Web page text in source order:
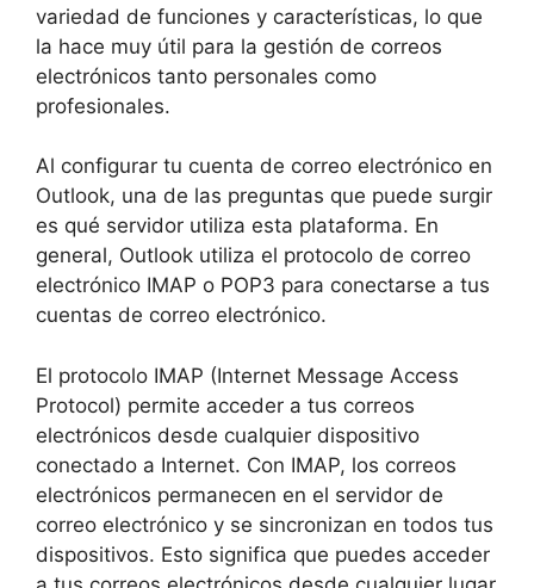
variedad de funciones y características, lo que
la hace muy útil para la gestión de correos
electrónicos tanto personales como
profesionales.
Al configurar tu cuenta de correo electrónico en
Outlook, una de las preguntas que puede surgir
es qué servidor utiliza esta plataforma. En
general, Outlook utiliza el protocolo de correo
electrónico IMAP o POP3 para conectarse a tus
cuentas de correo electrónico.
El protocolo IMAP (Internet Message Access
Protocol) permite acceder a tus correos
electrónicos desde cualquier dispositivo
conectado a Internet. Con IMAP, los correos
electrónicos permanecen en el servidor de
correo electrónico y se sincronizan en todos tus
dispositivos. Esto significa que puedes acceder